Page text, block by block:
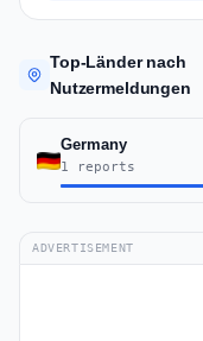
Top-Länder nach
Nutzermeldungen
Germany
1 reports
ADVERTISEMENT